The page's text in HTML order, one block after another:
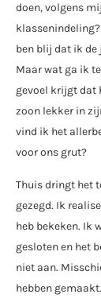
doen, volgens
ben blij dat ik
Maar wat ga ik
gevoel krijgt dat
zoon lekker in
vind ik het
voor ons grut?
Thuis dringt het
gezegd. Ik
heb bekeken. Ik
gesloten en het
niet aan.
hebben gemaakt.